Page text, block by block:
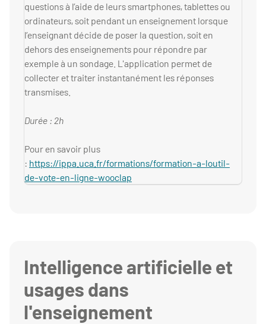
questions à l’aide de leurs smartphones, tablettes ou
ordinateurs, soit pendant un enseignement lorsque
l’enseignant décide de poser la question, soit en
dehors des enseignements pour répondre par
exemple à un sondage. L'application permet de
collecter et traiter instantanément les réponses
transmises.
Durée : 2h
Pour en savoir plus
: https://ippa.uca.fr/formations/formation-a-loutil-
de-vote-en-ligne-wooclap
Intelligence artificielle et
usages dans
l'enseignement